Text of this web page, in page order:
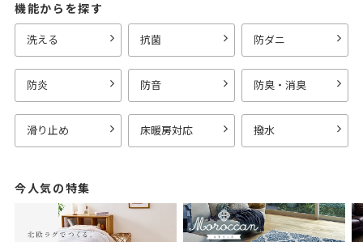
機能からを探す
洗える 抗菌 防ダニ
防炎 防音 防臭・消臭
滑り止め 床暖房対応 撥水
今人気の特集